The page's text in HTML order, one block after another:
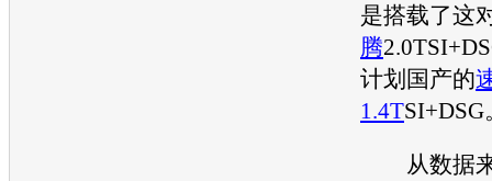
是搭载了这
腾
计划国产的
1.4TSI+DSG
从数据来